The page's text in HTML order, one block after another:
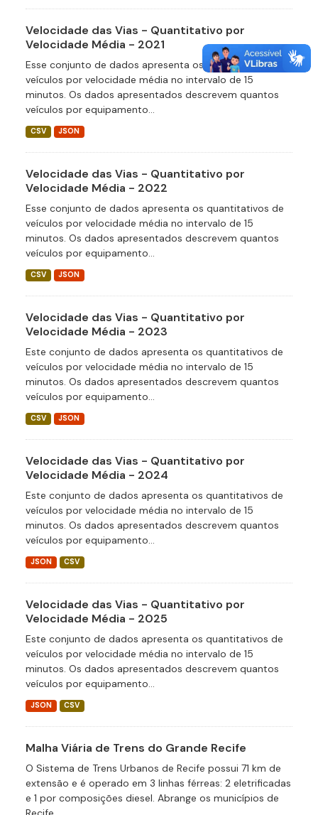
Velocidade das Vias - Quantitativo por
Velocidade Média - 2021
Esse conjunto de dados apresenta os quantitativos de
veículos por velocidade média no intervalo de 15
minutos. Os dados apresentados descrevem quantos
veículos por equipamento...
CSV JSON
Velocidade das Vias - Quantitativo por
Velocidade Média - 2022
Esse conjunto de dados apresenta os quantitativos de
veículos por velocidade média no intervalo de 15
minutos. Os dados apresentados descrevem quantos
veículos por equipamento...
CSV JSON
Velocidade das Vias - Quantitativo por
Velocidade Média - 2023
Este conjunto de dados apresenta os quantitativos de
veículos por velocidade média no intervalo de 15
minutos. Os dados apresentados descrevem quantos
veículos por equipamento...
CSV JSON
Velocidade das Vias - Quantitativo por
Velocidade Média - 2024
Este conjunto de dados apresenta os quantitativos de
veículos por velocidade média no intervalo de 15
minutos. Os dados apresentados descrevem quantos
veículos por equipamento...
JSON CSV
Velocidade das Vias - Quantitativo por
Velocidade Média - 2025
Este conjunto de dados apresenta os quantitativos de
veículos por velocidade média no intervalo de 15
minutos. Os dados apresentados descrevem quantos
veículos por equipamento...
JSON CSV
Malha Viária de Trens do Grande Recife
O Sistema de Trens Urbanos de Recife possui 71 km de
extensão e é operado em 3 linhas férreas: 2 eletrificadas
e 1 por composições diesel. Abrange os municípios de